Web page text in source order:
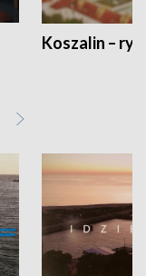
Koszalin –